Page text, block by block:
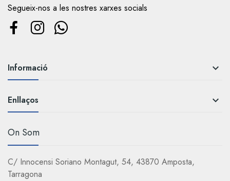
Segueix-nos a les nostres xarxes socials
Informació 
Enllaços 
On Som
C/ Innocensi Soriano Montagut, 54, 43870 Amposta,
Tarragona